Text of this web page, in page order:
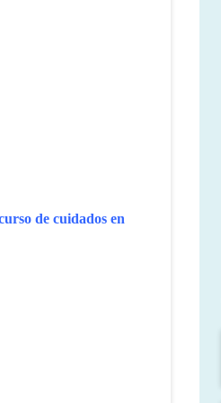
de cuidados en